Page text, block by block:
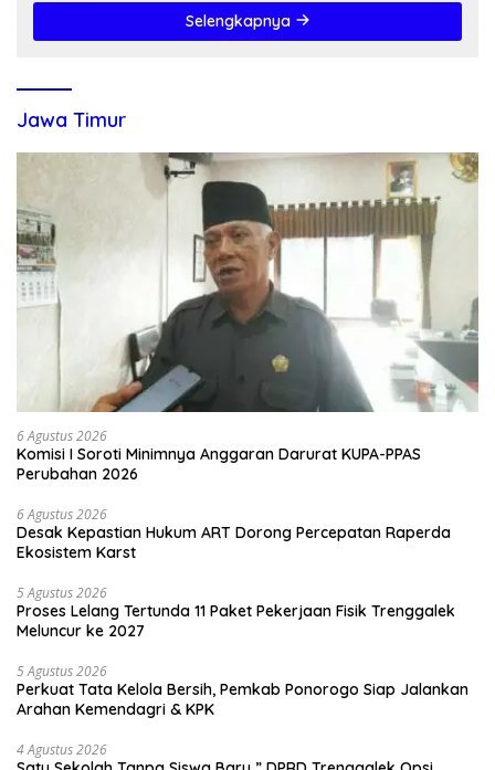
Selengkapnya
Jawa Timur
6 Agustus 2026
Komisi I Soroti Minimnya Anggaran Darurat KUPA-PPAS
Perubahan 2026
6 Agustus 2026
Desak Kepastian Hukum ART Dorong Percepatan Raperda
Ekosistem Karst
5 Agustus 2026
Proses Lelang Tertunda 11 Paket Pekerjaan Fisik Trenggalek
Meluncur ke 2027
5 Agustus 2026
Perkuat Tata Kelola Bersih, Pemkab Ponorogo Siap Jalankan
Arahan Kemendagri & KPK
4 Agustus 2026